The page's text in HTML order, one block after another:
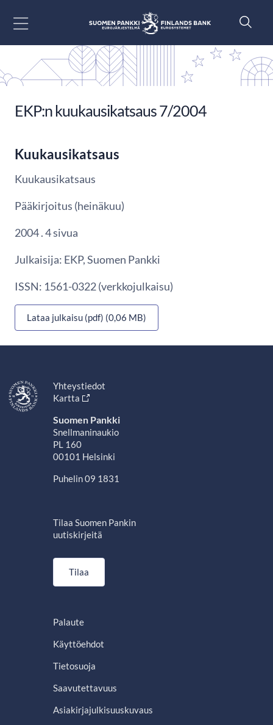
EKP:n kuukausikatsaus 7/2004
Kuukausikatsaus
Kuukausikatsaus
Pääkirjoitus (heinäkuu)
2004 . 4 sivua
Julkaisija: EKP, Suomen Pankki
ISSN: 1561-0322 (verkkojulkaisu)
Lataa julkaisu (pdf) (0,06 MB)
Yhteystiedot
Kartta
Suomen Pankki
Snellmaninaukio
PL 160
00101 Helsinki
Puhelin 09 1831
Tilaa Suomen Pankin
uutiskirjeitä
Tilaa
Palaute
Käyttöehdot
Tietosuoja
Saavutettavuus
Asiakirjajulkisuuskuvaus